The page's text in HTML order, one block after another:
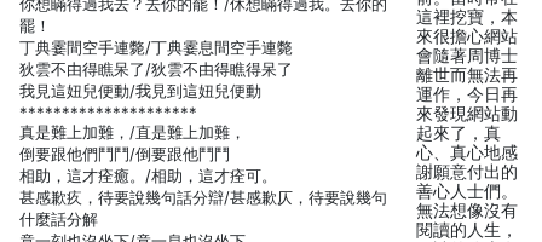
罷！
丁典霎間空手連斃/丁典霎息間空手連斃
狄雲不由得瞧呆了/狄雲不由得瞧得呆了
我見這妞兒便動/我見到這妞兒便動
*********************
真是難上加難，/直是難上加難，
倒要跟他們鬥鬥/倒要跟他鬥鬥
相助，這才痊癒。/相助，這才痊可。
甚感歉疚，待要說幾句話分辯/甚感歉仄，待要說幾句
什麼話分解
這裡挖寶，本
來很擔心網站
會隨著周博士
離世而無法再
運作，今日再
來發現網站動
起來了，真
心、真心地感
謝願意付出的
善心人士們。
無法想像沒有
閱讀的人生，